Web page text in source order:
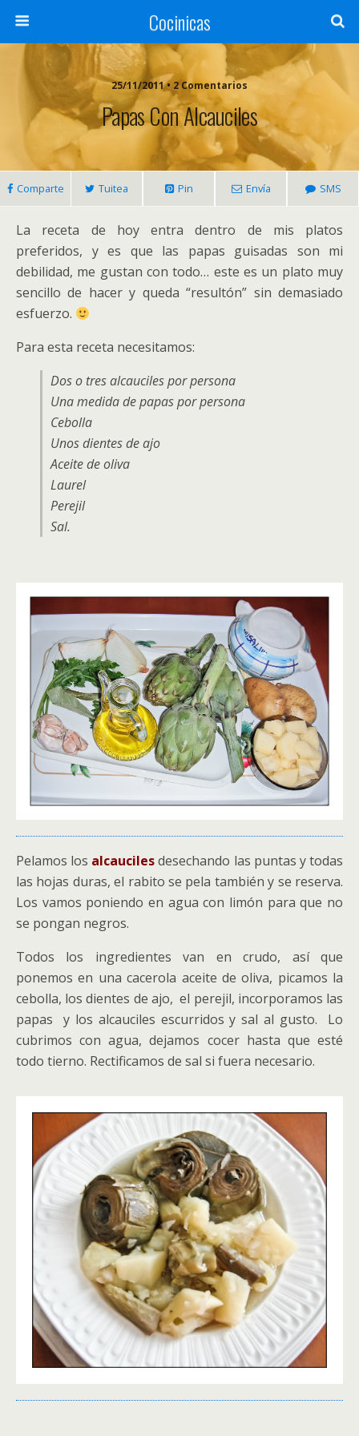
Cocinicas
25/11/2011 • 2 Comentarios
Papas Con Alcauciles
Comparte Tuitea Pin Envía SMS
La receta de hoy entra dentro de mis platos
preferidos, y es que las papas guisadas son mi
debilidad, me gustan con todo… este es un plato muy
sencillo de hacer y queda “resultón” sin demasiado
esfuerzo.
Para esta receta necesitamos:
Dos o tres alcauciles por persona
Una medida de papas por persona
Cebolla
Unos dientes de ajo
Aceite de oliva
Laurel
Perejil
Sal.
Pelamos los alcaucilesdesechando las puntas y todas
las hojas duras, el rabito se pela también y se reserva.
Los vamos poniendo en agua con limón para que no
se pongan negros.
Todos los ingredientes van en crudo, así que
ponemos en una cacerola aceite de oliva, picamos la
cebolla, los dientes de ajo, el perejil, incorporamos las
papas y los alcauciles escurridos y sal al gusto. Lo
cubrimos con agua, dejamos cocer hasta que esté
todo tierno. Rectificamos de sal si fuera necesario.